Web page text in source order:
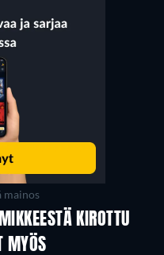
mainos
KIROTTU
MYÖS